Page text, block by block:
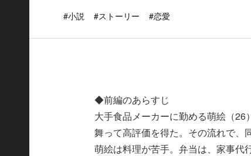
#小説 #ストーリー #恋愛
◆前編のあらすじ
大手食品メーカーに勤める萌絵（
舞って高評価を得た。その流れで、
萌絵は料理が苦手。弁当は、家事代